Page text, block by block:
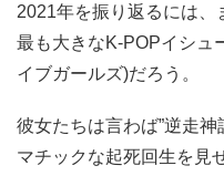
2021年を振り返るには
最も大きなK-POPイシュ
イブガールズ)だろう。
彼女たちは言わば”逆走神
マチックな起死回生を見